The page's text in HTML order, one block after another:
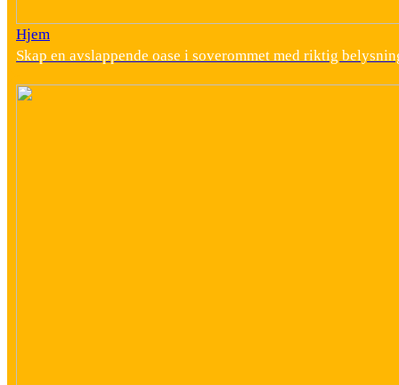
Hjem
Skap en avslappende oase i soverommet med riktig